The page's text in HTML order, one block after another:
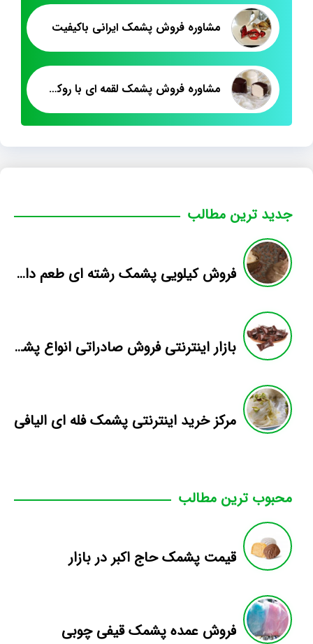
مشاوره فروش پشمک ایرانی باکیفیت
مشاوره فروش پشمک لقمه ای با روکش شیری
جدید ترین مطالب
فروش کیلویی پشمک رشته ای طعم دار میوه
بازار اینترنتی فروش صادراتی انواع پشمک الیافی/شکلاتی
مرکز خرید اینترنتی پشمک فله ای الیافی
محبوب ترین مطالب
قیمت پشمک حاج اکبر در بازار
فروش عمده پشمک قیفی چوبی